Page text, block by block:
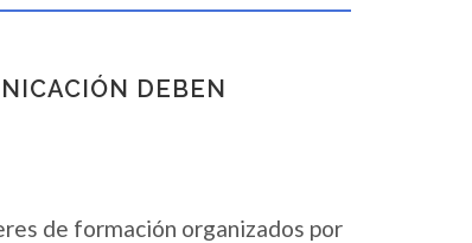
DEBEN
de formación organizados por